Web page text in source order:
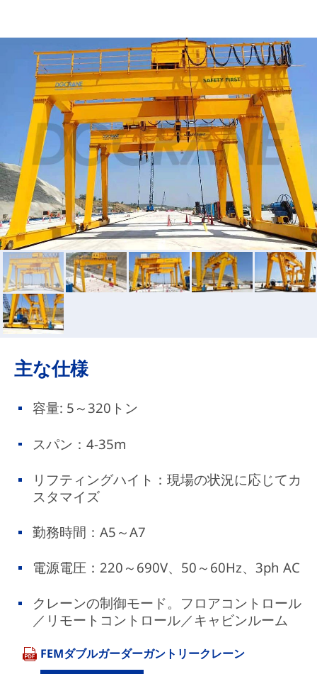
主な仕様
容量: 5～320トン
スパン：4-35m
リフティングハイト：現場の状況に応じてカ
スタマイズ
勤務時間：A5～A7
電源電圧：220～690V、50～60Hz、3ph AC
クレーンの制御モード。フロアコントロール
／リモートコントロール／キャビンルーム
FEMダブルガーダーガントリークレーン